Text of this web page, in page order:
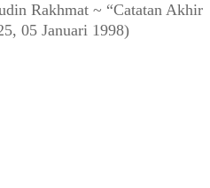
Rakhmat ~ “Catatan Akhir
05 Januari 1998)